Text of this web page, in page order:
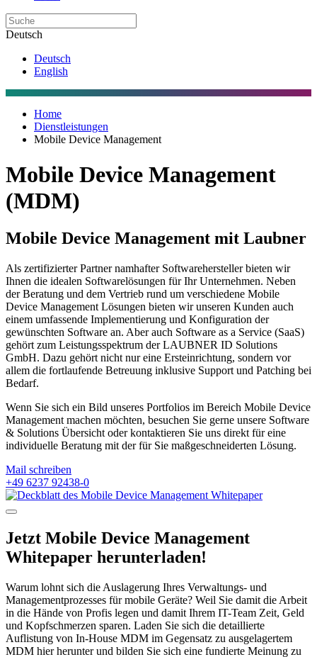
Deutsch
Deutsch
English
Home
Dienstleistungen
Mobile Device Management
Mobile Device Management
(MDM)
Mobile Device Management mit Laubner
Als zertifizierter Partner namhafter Softwarehersteller bieten wir
Ihnen die idealen Softwarelösungen für Ihr Unternehmen. Neben
der Beratung und dem Vertrieb rund um verschiedene Mobile
Device Management Lösungen bieten wir unseren Kunden auch
einem umfassende Implementierung und Konfiguration der
gewünschten Software an. Aber auch Software as a Service (SaaS)
gehört zum Leistungsspektrum der LAUBNER ID Solutions
GmbH. Dazu gehört nicht nur eine Ersteinrichtung, sondern vor
allem die fortlaufende Betreuung inklusive Support und Patching bei
Bedarf.
Wenn Sie sich ein Bild unseres Portfolios im Bereich Mobile Device
Management machen möchten, besuchen Sie gerne unsere Software
& Solutions Übersicht oder kontaktieren Sie uns direkt für eine
individuelle Beratung mit der für Sie maßgeschneiderten Lösung.
Mail schreiben
+49 6237 92438-0
Jetzt Mobile Device Management
Whitepaper herunterladen!
Warum lohnt sich die Auslagerung Ihres Verwaltungs- und
Managementprozesses für mobile Geräte? Weil Sie damit die Arbeit
in die Hände von Profis legen und damit Ihrem IT-Team Zeit, Geld
und Kopfschmerzen sparen. Laden Sie sich die detaillierte
Auflistung von In-House MDM im Gegensatz zu ausgelagertem
MDM hier herunter und bilden Sie sich eine fundierte Meinung zu